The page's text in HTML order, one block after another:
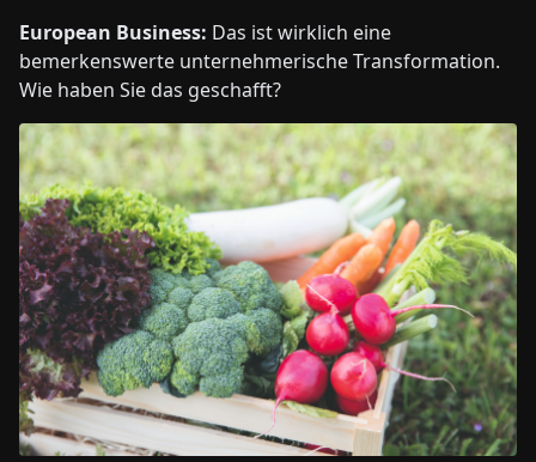
European Business: Das ist wirklich eine
bemerkenswerte unternehmerische Transformation.
Wie haben Sie das geschafft?